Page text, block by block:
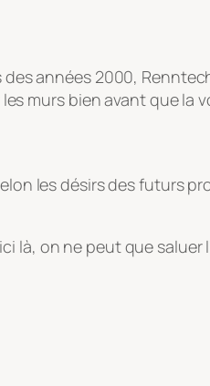
années 2000,
murs bien avant que la
les désirs des futurs
là, on ne peut que